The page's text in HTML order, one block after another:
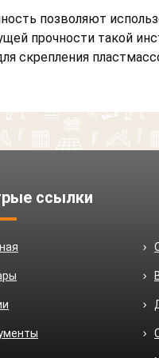
позволяют
прочности такой
скрепления
ссылки